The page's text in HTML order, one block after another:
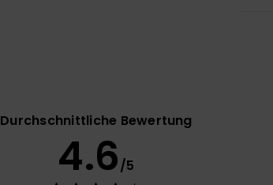
Durchschnittliche Bewertung
4.6/5